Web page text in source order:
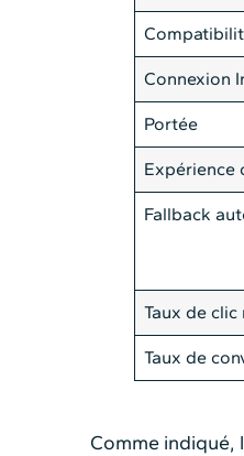
Connexion
Portée
Expérience
Fallback
Taux de clic
Taux de
Comme indiqué,